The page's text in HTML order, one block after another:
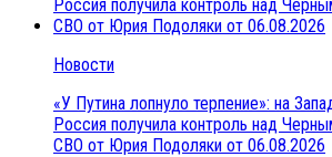
Новости
«У Путина лопнуло терпение»: на
Россия получила контроль над
СВО от Юрия Подоляки от 06.08.2026